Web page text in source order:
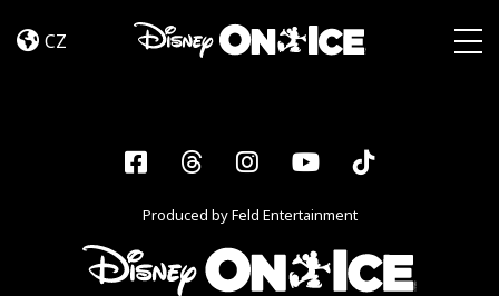
Trip
CZ
Facebook
ThreadsInstagram
YouTubeTiktok
Produced by Feld Entertainment